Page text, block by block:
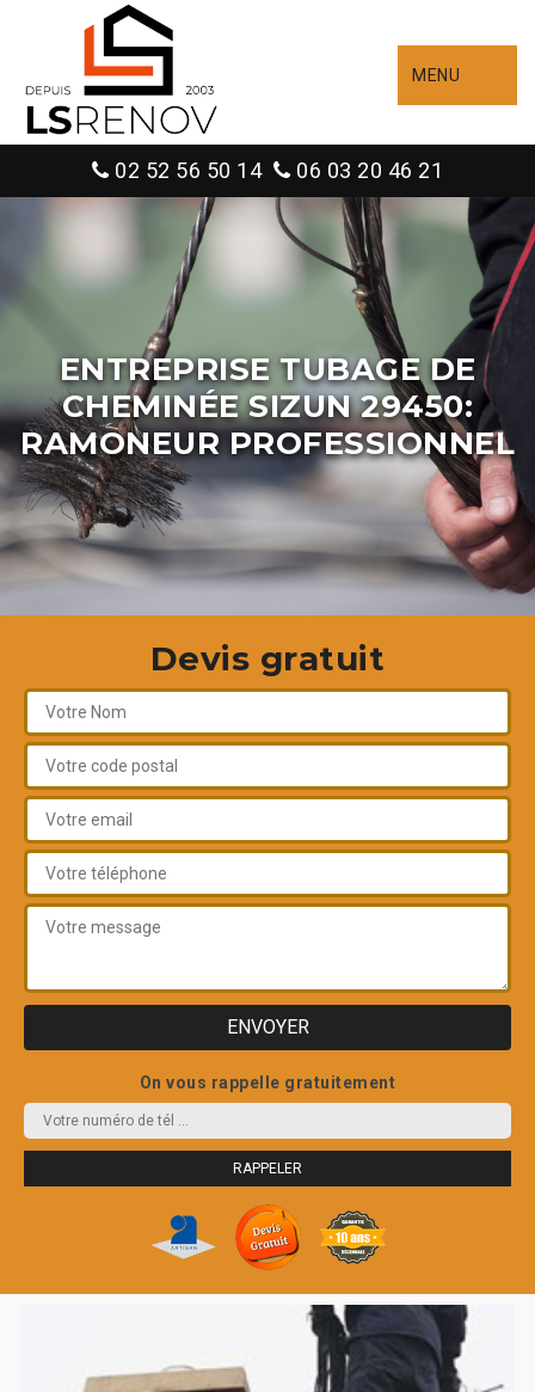
MENU
02 52 56 50 14 06 03 20 46 21
ENTREPRISE TUBAGE DE
CHEMINÉE SIZUN 29450:
RAMONEUR PROFESSIONNEL
Devis gratuit
On vous rappelle gratuitement